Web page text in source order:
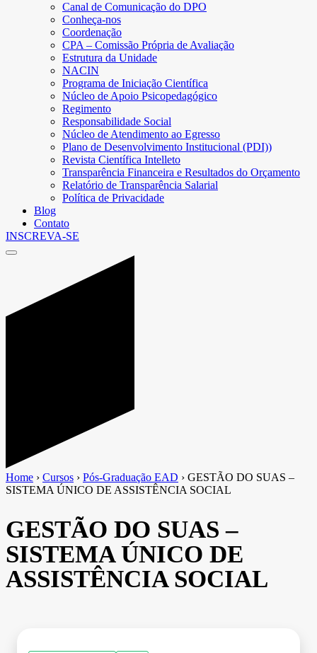
Canal de Comunicação do DPO
Conheça-nos
Coordenação
CPA – Comissão Própria de Avaliação
Estrutura da Unidade
NACIN
Programa de Iniciação Científica
Núcleo de Apoio Psicopedagógico
Regimento
Responsabilidade Social
Núcleo de Atendimento ao Egresso
Plano de Desenvolvimento Institucional (PDI))
Revista Científica Intelleto
Transparência Financeira e Resultados do Orçamento
Relatório de Transparência Salarial
Política de Privacidade
Blog
Contato
INSCREVA-SE
Home › Cursos › Pós-Graduação EAD › GESTÃO DO SUAS –
SISTEMA ÚNICO DE ASSISTÊNCIA SOCIAL
GESTÃO DO SUAS –
SISTEMA ÚNICO DE
ASSISTÊNCIA SOCIAL